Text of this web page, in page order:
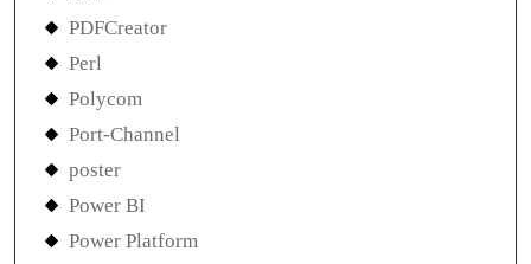
PDFCreator
Perl
Polycom
Port-Channel
poster
Power BI
Power Platform